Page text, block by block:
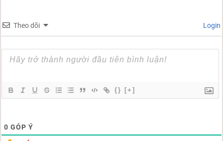
Theo dõi Login
{} [+]
0 GÓP Ý